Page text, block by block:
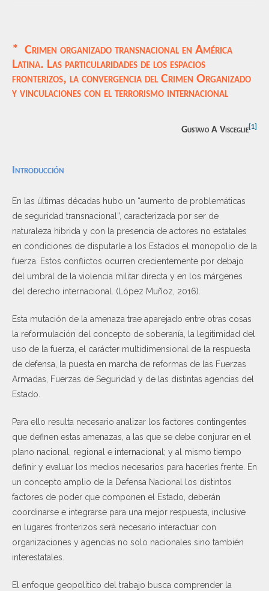
* Crimen organizado transnacional en América
Latina. Las particularidades de los espacios
fronterizos, la convergencia del Crimen Organizado
y vinculaciones con el terrorismo internacional
Gustavo A Visceglie[1]
Introducción
En las últimas décadas hubo un “aumento de problemáticas
de seguridad transnacional”, caracterizada por ser de
naturaleza hibrida y con la presencia de actores no estatales
en condiciones de disputarle a los Estados el monopolio de la
fuerza. Estos conflictos ocurren crecientemente por debajo
del umbral de la violencia militar directa y en los márgenes
del derecho internacional. (López Muñoz, 2016).
Esta mutación de la amenaza trae aparejado entre otras cosas
la reformulación del concepto de soberanía, la legitimidad del
uso de la fuerza, el carácter multidimensional de la respuesta
de defensa, la puesta en marcha de reformas de las Fuerzas
Armadas, Fuerzas de Seguridad y de las distintas agencias del
Estado.
Para ello resulta necesario analizar los factores contingentes
que definen estas amenazas, a las que se debe conjurar en el
plano nacional, regional e internacional; y al mismo tiempo
definir y evaluar los medios necesarios para hacerles frente. En
un concepto amplio de la Defensa Nacional los distintos
factores de poder que componen el Estado, deberán
coordinarse e integrarse para una mejor respuesta, inclusive
en lugares fronterizos será necesario interactuar con
organizaciones y agencias no solo nacionales sino también
interestatales.
El enfoque geopolítico del trabajo busca comprender la